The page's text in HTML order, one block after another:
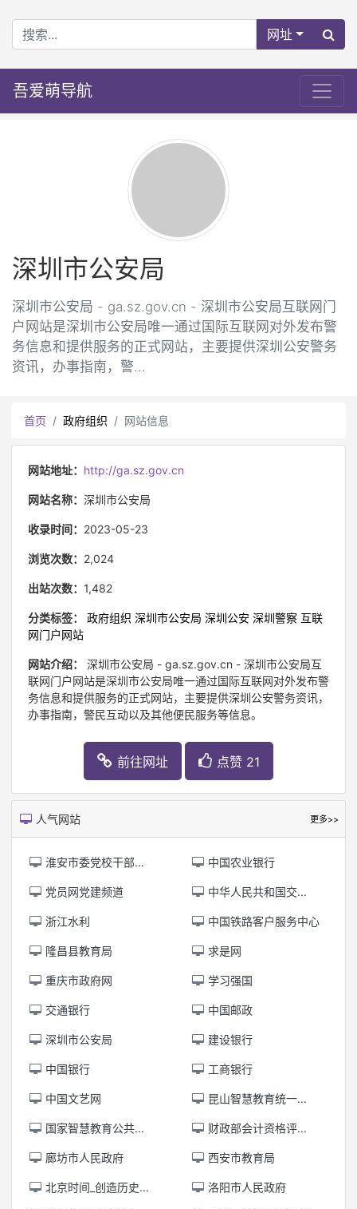
网址
吾爱萌导航
深圳市公安局
深圳市公安局 - ga.sz.gov.cn - 深圳市公安局互联网门
户网站是深圳市公安局唯一通过国际互联网对外发布警
务信息和提供服务的正式网站，主要提供深圳公安警务
资讯，办事指南，警...
首页 政府组织 网站信息
网站地址： http://ga.sz.gov.cn
网站名称： 深圳市公安局
收录时间： 2023-05-23
浏览次数： 2,024
出站次数： 1,482
分类标签： 政府组织 深圳市公安局 深圳公安 深圳警察 互联
网门户网站
网站介绍：
深圳市公安局 - ga.sz.gov.cn - 深圳市公安局互
联网门户网站是深圳市公安局唯一通过国际互联网对外发布警
务信息和提供服务的正式网站，主要提供深圳公安警务资讯，
办事指南，警民互动以及其他便民服务等信息。
前往网址 点赞 21
人气网站 更多>>
淮安市委党校干部... 中国农业银行
党员网党建频道 中华人民共和国交...
浙江水利 中国铁路客户服务中心
隆昌县教育局 求是网
重庆市政府网 学习强国
交通银行 中国邮政
深圳市公安局 建设银行
中国银行 工商银行
中国文艺网 昆山智慧教育统一...
国家智慧教育公共... 财政部会计资格评...
廊坊市人民政府 西安市教育局
北京时间_创造历史... 洛阳市人民政府